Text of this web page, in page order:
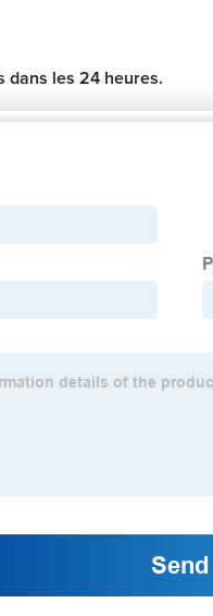
dans les 24 heures.